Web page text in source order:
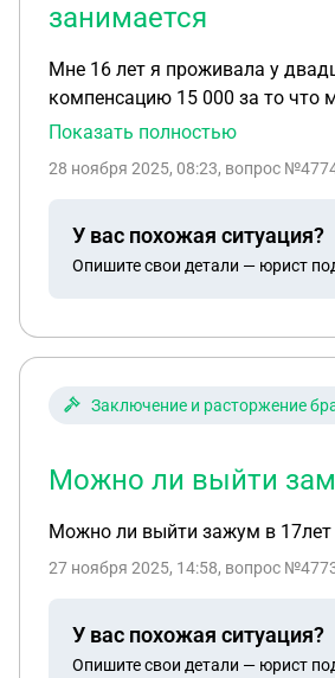
занимается
Мне 16 лет я проживала у
компенсацию 15 000 за то что
подписала расписку о том что
если 15 000 руб. не будут
Показать полностью
28 ноября 2025, 08:23, вопрос
У вас похожая ситуация?
Опишите свои детали — юрист
Заключение и расторжение
Можно ли выйти
Можно ли выйти зажум в 17лет
27 ноября 2025, 14:58, вопрос
У вас похожая ситуация?
Опишите свои детали — юрист